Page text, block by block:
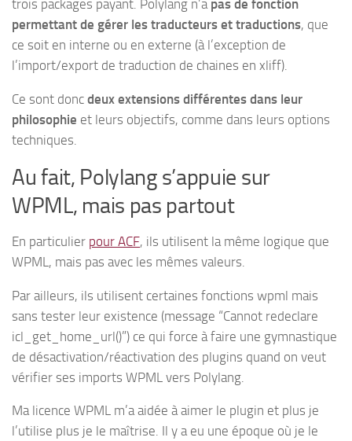
trois packages payant. Polylang n’a pas de fonction
permettant de gérer les traducteurs et traductions, que
ce soit en interne ou en externe (à l’exception de
l’import/export de traduction de chaines en xliff).
Ce sont donc deux extensions différentes dans leur
philosophie et leurs objectifs, comme dans leurs options
techniques.
Au fait, Polylang s’appuie sur
WPML, mais pas partout
En particulier pour ACF, ils utilisent la même logique que
WPML, mais pas avec les mêmes valeurs.
Par ailleurs, ils utilisent certaines fonctions wpml mais
sans tester leur existence (message “Cannot redeclare
icl_get_home_url()”) ce qui force à faire une gymnastique
de désactivation/réactivation des plugins quand on veut
vérifier ses imports WPML vers Polylang.
Ma licence WPML m’a aidée à aimer le plugin et plus je
l’utilise plus je le maîtrise. Il y a eu une époque où je le